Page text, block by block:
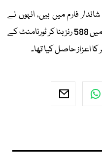
فارم میں ہیں، انہوں نے
پاکستان سپر لیگ کے 11ویں ایڈیشن میں 588 رنز بنا کر ٹورنامنٹ کے
اعزاز حاصل کیا تھا۔